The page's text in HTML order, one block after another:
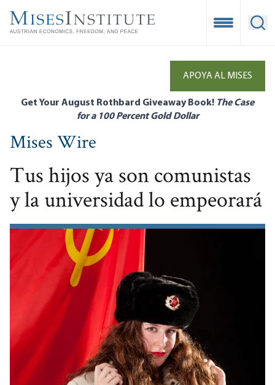
main
Open
APOYA AL MISES
Get Your August Rothbard Giveaway Book! The Case
for a 100 Percent Gold Dollar
Mises Wire
Tus hijos ya son comunistas
y la universidad lo empeorará